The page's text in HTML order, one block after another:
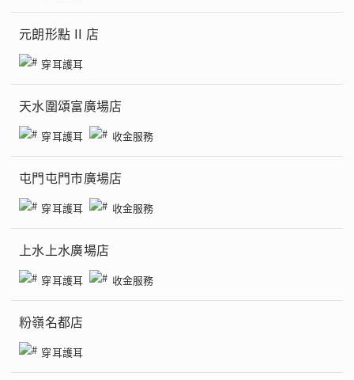
元朗形點 II 店
穿耳護耳
天水圍頌富廣場店
穿耳護耳 收金服務
屯門屯門市廣場店
穿耳護耳 收金服務
上水上水廣場店
穿耳護耳 收金服務
粉嶺名都店
穿耳護耳